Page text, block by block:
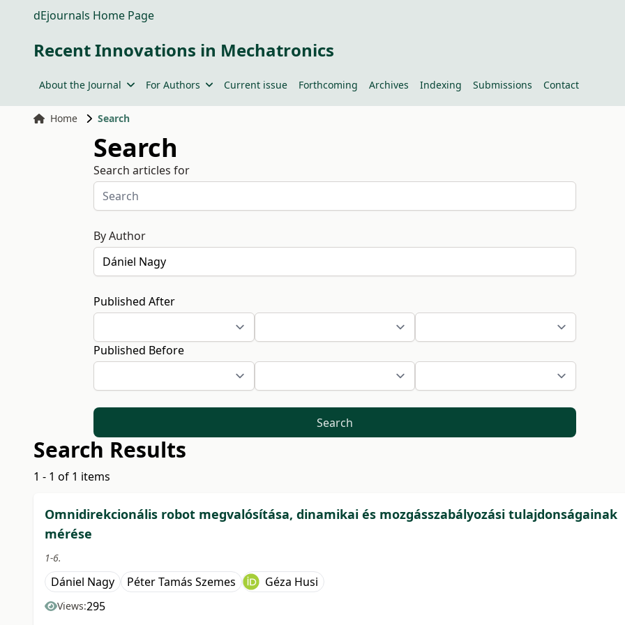
dEjournals Home Page
Recent Innovations in Mechatronics
About the Journal For Authors Current issue Forthcoming Archives Indexing Submissions Contact
Home Search
Search
Search articles for
By Author
Published After
Published Before
Search
Search Results
1 - 1 of 1 items
Omnidirekcionális robot megvalósítása, dinamikai és mozgásszabályozási tulajdonságainak
mérése
1-6.
Dániel Nagy Péter Tamás Szemes Géza Husi
Views:295